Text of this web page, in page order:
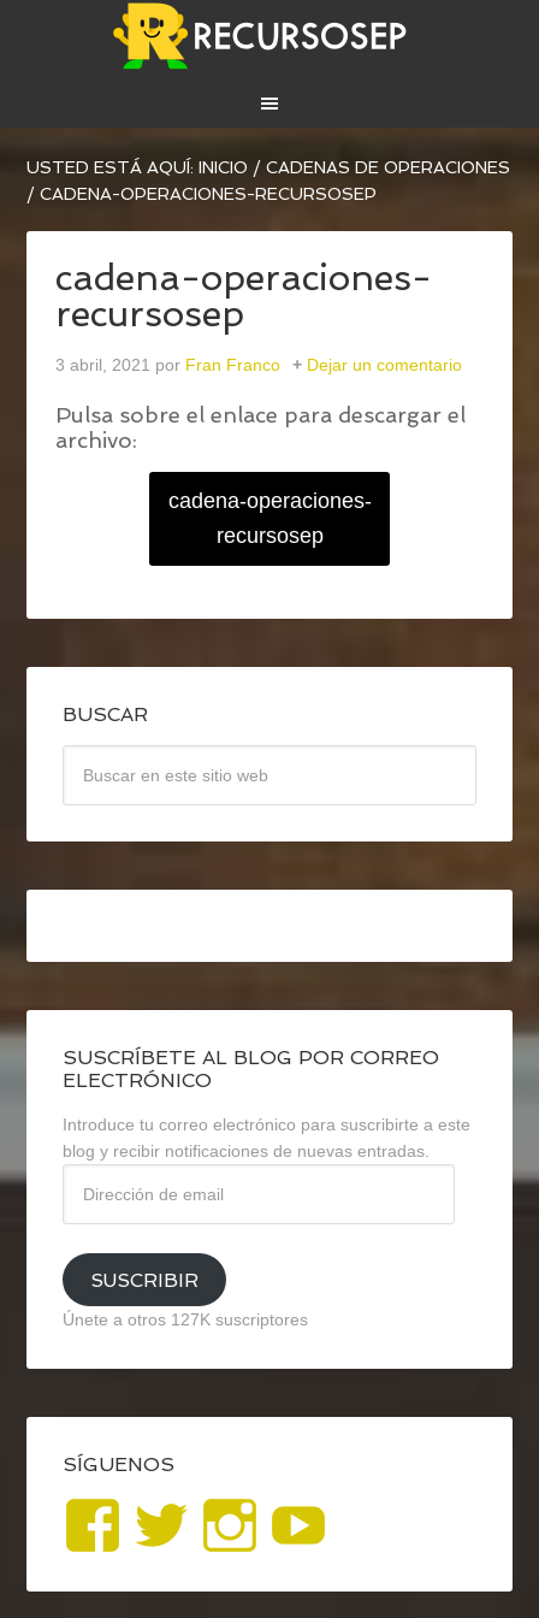
USTED ESTÁ AQUÍ:INICIO / CADENAS DE OPERACIONES
/ CADENA-OPERACIONES-RECURSOSEP
cadena-operaciones-
recursosep
3 abril, 2021 por Fran Franco Dejar un comentario
Pulsa sobre el enlace para descargar el
archivo:
cadena-operaciones-
recursosep
BUSCAR
SUSCRÍBETE AL BLOG POR CORREO
ELECTRÓNICO
Introduce tu correo electrónico para suscribirte a este
blog y recibir notificaciones de nuevas entradas.
email
SUSCRIBIR
Únete a otros 127K suscriptores
SÍGUENOS
Ver
perfil
Ver
perfil
Ver
perfil